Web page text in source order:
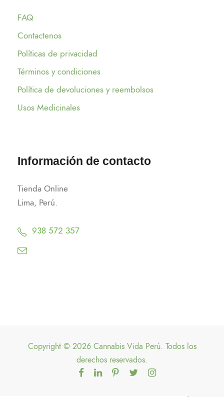
FAQ
Contactenos
Políticas de privacidad
Términos y condiciones
Política de devoluciones y reembolsos
Usos Medicinales
Información de contacto
Tienda Online
Lima, Perú.
938 572 357
Copyright © 2026 Cannabis Vida Perú. Todos los
derechos reservados.